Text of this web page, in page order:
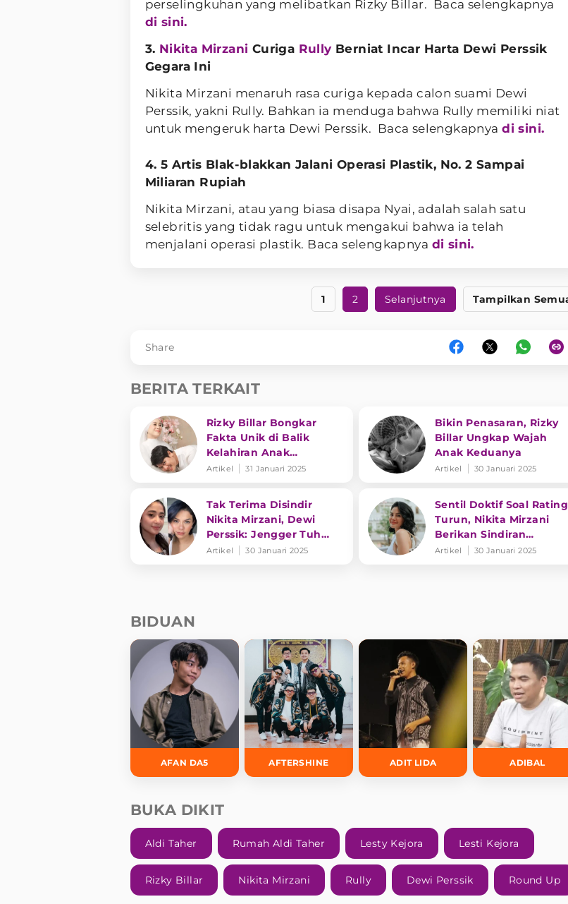
perselingkuhan yang melibatkan Rizky Billar. Baca selengkapnya
di sini.
3. Nikita Mirzani Curiga Rully Berniat Incar Harta Dewi Perssik
Gegara Ini
Nikita Mirzani menaruh rasa curiga kepada calon suami Dewi
Perssik, yakni Rully. Bahkan ia menduga bahwa Rully memiliki niat
untuk mengeruk harta Dewi Perssik. Baca selengkapnyadi sini.
4. 5 Artis Blak-blakkan Jalani Operasi Plastik, No. 2 Sampai
Miliaran Rupiah
Nikita Mirzani, atau yang biasa disapa Nyai, adalah salah satu
selebritis yang tidak ragu untuk mengakui bahwa ia telah
menjalani operasi plastik. Baca selengkapnya di sini.
1 2 Selanjutnya Tampilkan
Share
BERITA TERKAIT
Rizky Billar Bongkar
Fakta Unik di Balik
Kelahiran Anak
Keduanya
Artikel 31 Januari 2025
Bikin Penasaran, Rizky
Billar Ungkap Wajah
Anak Keduanya
Artikel 30 Januari 2025
Tak Terima Disindir
Nikita Mirzani, Dewi
Perssik: Jengger Tuh
Tong Kosong Nyaring
Artikel 30 Januari 2025
Sentil Doktif Soal Rating
Turun, Nikita Mirzani
Berikan Sindiran
Menohok ke Dewi
Artikel 30 Januari 2025
BIDUAN
AFAN DA5 AFTERSHINE ADIT LIDA ADIBAL
BUKA DIKIT
Aldi Taher Rumah Aldi Taher Lesty Kejora Lesti Kejora
Rizky Billar Nikita Mirzani Rully Dewi Perssik Round Up